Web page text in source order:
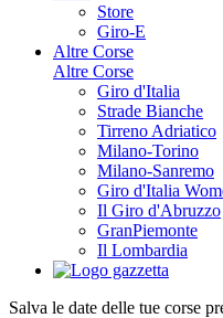
Store
Giro-E
Altre Corse
Altre Corse
Giro d'Italia
Strade Bianche
Tirreno Adriatico
Milano-Torino
Milano-Sanremo
Giro d'Italia
Il Giro d'Abruzzo
GranPiemonte
Il Lombardia
Salva le date delle tue corse